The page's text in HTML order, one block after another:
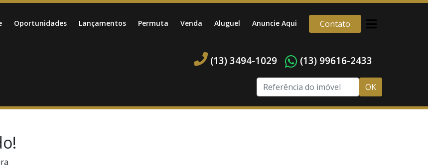
Oportunidades Lançamentos Permuta Venda Aluguel Anuncie Aqui Contato
(13) 3494-1029 (13) 99616-2433
OK